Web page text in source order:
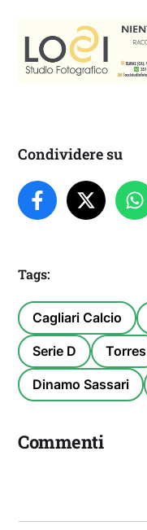
Condividere su
Tags:
Cagliari Calcio
Serie D Torres
Dinamo Sassari
Commenti